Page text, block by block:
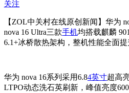
关注
【ZOL中关村在线原创新闻】华为
nova 16 Ultra三款手机均搭载麒麟
6.1+冰桥散热架构，整机性能全面提
华为 nova 16系列采用6.84英寸超高
LTPO动态洗石英刷新，峰值亮度